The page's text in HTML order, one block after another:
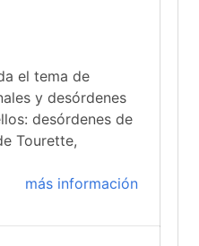
el tema de
y desórdenes
desórdenes de
Tourette,
más información